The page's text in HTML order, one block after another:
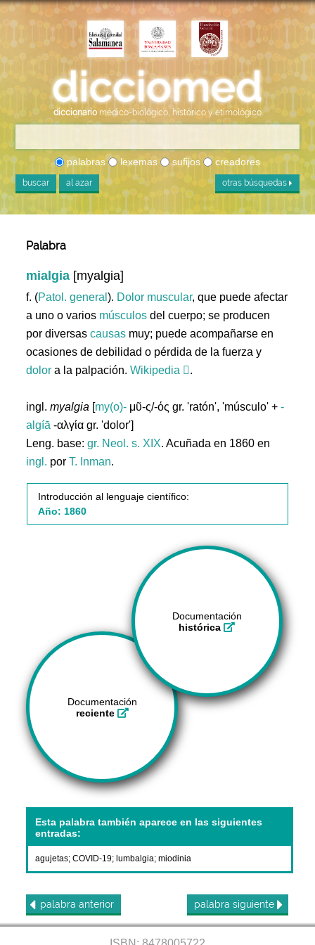
diccionario médico-biológico, histórico y etimológico
palabras lexemas sufijos creadores
buscar al azar otras búsquedas
Palabra
mialgia [myalgia]
f. (Patol. general). Dolor muscular, que puede afectar
a uno o varios músculos del cuerpo; se producen
por diversascausas muy; puede acompañarse en
ocasiones de debilidad o pérdida de la fuerza y
dolor a la palpación.Wikipedia .
ingl.myalgia [my(o)- μῦ-ς/-ός gr. 'ratón', 'músculo' +-
algíā -αλγία gr. 'dolor']
Leng. base:gr. Neol. s. XIX. Acuñada en 1860 en
ingl. porT. Inman.
Introducción al lenguaje científico:
Año: 1860
Documentación
histórica
Documentación
reciente
Esta palabra también aparece en las siguientes
entradas:
agujetas;COVID-19; lumbalgia;miodinia
palabra anterior palabra siguiente